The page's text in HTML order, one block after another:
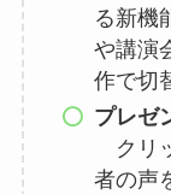
る新機
や講演
作で切
プレゼ
クリ
者の声